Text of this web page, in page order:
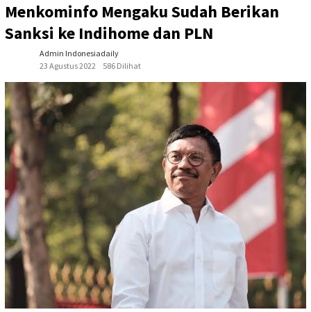
Menkominfo Mengaku Sudah Berikan
Sanksi ke Indihome dan PLN
Admin Indonesiadaily
23 Agustus 2022
586 Dilihat